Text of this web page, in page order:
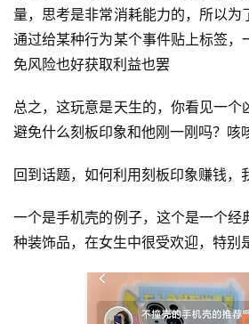
量，思考是非常消耗能力的，所以为
通过给某种行为某个事件贴上标签，
免风险也好获取利益也罢
总之，这玩意是天生的，你看见一个
避免什么刻板印象和他刚一刚吗？咳
回到话题，如何利用刻板印象赚钱，
一个是手机壳的例子，这个是一个经
种装饰品，在女生中很受欢迎，特别